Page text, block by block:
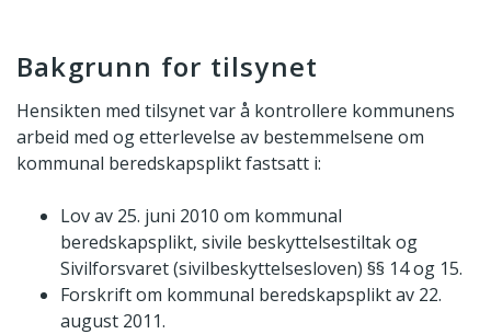
Bakgrunn for tilsynet
Hensikten med tilsynet var å kontrollere kommunens
arbeid med og etterlevelse av bestemmelsene om
kommunal beredskapsplikt fastsatt i:
Lov av 25. juni 2010 om kommunal
beredskapsplikt, sivile beskyttelsestiltak og
Sivilforsvaret (sivilbeskyttelsesloven) §§ 14 og 15.
Forskrift om kommunal beredskapsplikt av 22.
august 2011.